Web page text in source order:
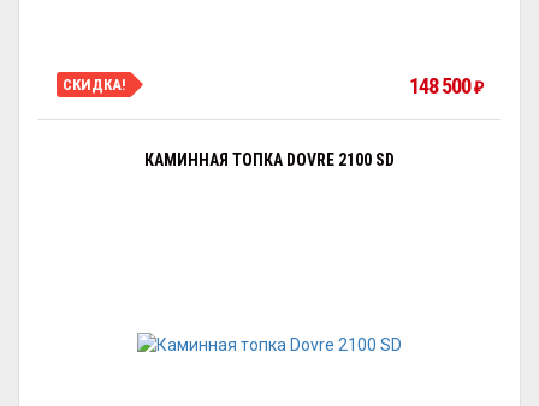
СКИДКА! 148 500₽
КАМИННАЯ ТОПКА DOVRE 2100 SD